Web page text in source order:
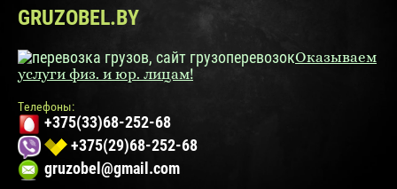
GRUZOBEL.BY
Оказываем
услуги физ. и юр. лицам!
Телефоны:
+375(33)68-252-68
+375(29)68-252-68
gruzobel@gmail.com